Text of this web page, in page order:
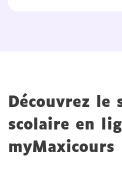
Découvrez le
scolaire en
myMaxicours